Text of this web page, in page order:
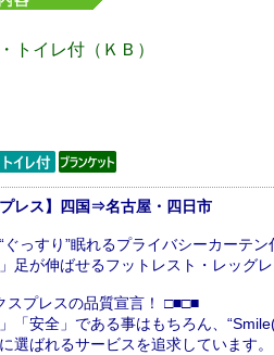
トイレ付（ＫＢ）
プレス】四国⇒名古屋・四日市
ぐっすり”眠れるプライバシーカーテ
足が伸ばせるフットレスト・レッグ
スプレスの品質宣言！ □■□■
「安全」である事はもちろん、
選ばれるサービスを追求しています。